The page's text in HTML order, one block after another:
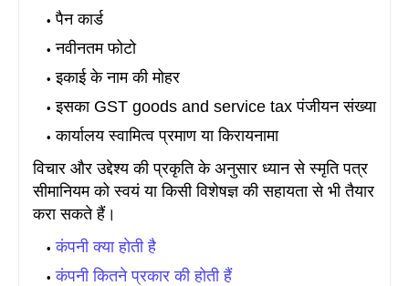
पैन कार्ड
नवीनतम फोटो
इकाई के नाम की मोहर
इसका GST goods and service tax पंजीयन संख्या
कार्यालय स्वामित्व प्रमाण या किरायनामा
विचार और उद्देश्य की प्रकृति के अनुसार ध्यान से स्मृति पत्र
सीमानियम को स्वयं या किसी विशेषज्ञ की सहायता से भी तैयार
करा सकते हैं।
कंपनी क्या होती है
कंपनी कितने प्रकार की होती हैं